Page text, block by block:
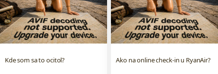
Kde som sa to ocitol? Ako na online check-in u RyanAir?